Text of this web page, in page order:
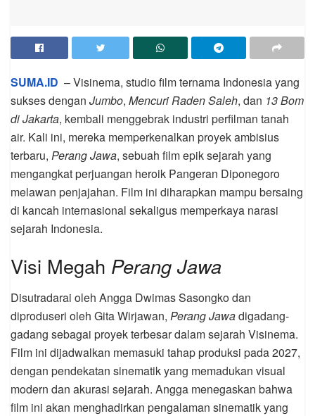
SUMA.ID – Visinema, studio film ternama Indonesia yang
sukses dengan Jumbo, Mencuri Raden Saleh, dan 13 Bom
di Jakarta, kembali menggebrak industri perfilman tanah
air. Kali ini, mereka memperkenalkan proyek ambisius
terbaru, Perang Jawa, sebuah film epik sejarah yang
mengangkat perjuangan heroik Pangeran Diponegoro
melawan penjajahan. Film ini diharapkan mampu bersaing
di kancah internasional sekaligus memperkaya narasi
sejarah Indonesia.
Visi Megah Perang Jawa
Disutradarai oleh Angga Dwimas Sasongko dan
diproduseri oleh Gita Wirjawan, Perang Jawadigadang-
gadang sebagai proyek terbesar dalam sejarah Visinema.
Film ini dijadwalkan memasuki tahap produksi pada 2027,
dengan pendekatan sinematik yang memadukan visual
modern dan akurasi sejarah. Angga menegaskan bahwa
film ini akan menghadirkan pengalaman sinematik yang